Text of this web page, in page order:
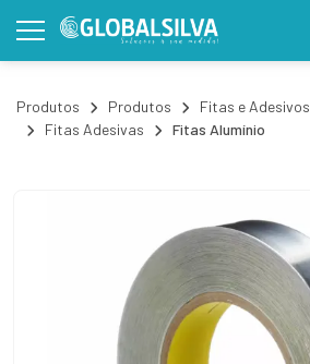
Produtos Produtos Fitas e Adesivos
Fitas Adesivas
Fitas Alumínio